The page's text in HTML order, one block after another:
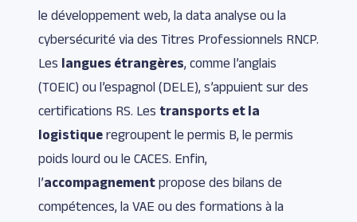
le développement web, la data analyse ou la
cybersécurité via des Titres Professionnels RNCP.
Les langues étrangères, comme l’anglais
(TOEIC) ou l’espagnol (DELE), s’appuient sur des
certifications RS. Les transports et la
logistique regroupent le permis B, le permis
poids lourd ou le CACES. Enfin,
l’accompagnement propose des bilans de
compétences, la VAE ou des formations à la